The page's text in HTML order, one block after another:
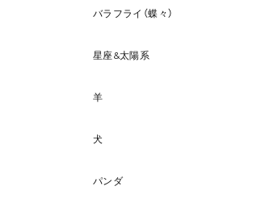
バラフライ（蝶々）
星座&太陽系
羊
犬
パンダ